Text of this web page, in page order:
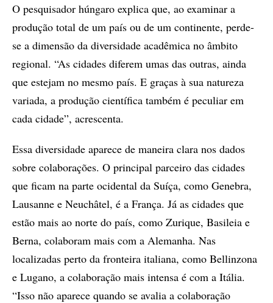
O pesquisador húngaro explica que, ao examinar a
produção total de um país ou de um continente, perde-
se a dimensão da diversidade acadêmica no âmbito
regional. “As cidades diferem umas das outras, ainda
que estejam no mesmo país. E graças à sua natureza
variada, a produção científica também é peculiar em
cada cidade”, acrescenta.
Essa diversidade aparece de maneira clara nos dados
sobre colaborações. O principal parceiro das cidades
que ficam na parte ocidental da Suíça, como Genebra,
Lausanne e Neuchâtel, é a França. Já as cidades que
estão mais ao norte do país, como Zurique, Basileia e
Berna, colaboram mais com a Alemanha. Nas
localizadas perto da fronteira italiana, como Bellinzona
e Lugano, a colaboração mais intensa é com a Itália.
“Isso não aparece quando se avalia a colaboração